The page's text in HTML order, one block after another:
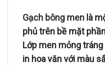
Gạch bông men là
phủ trên bề mặt
Lớp men mỏng
in hoa văn với màu